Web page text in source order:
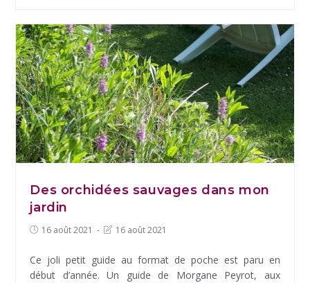
des
Spiranthes
d’automne
Des orchidées sauvages dans mon
jardin
Post16 août 2021
Post16 août 2021
Ce joli petit guide au format de poche est paru en
début d’année. Un guide de Morgane Peyrot, aux